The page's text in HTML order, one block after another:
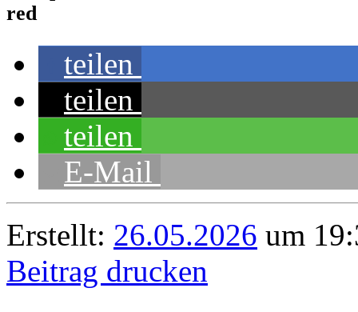
red
teilen
teilen
teilen
E-Mail
Erstellt: 26.05.2026 um
Beitrag drucken